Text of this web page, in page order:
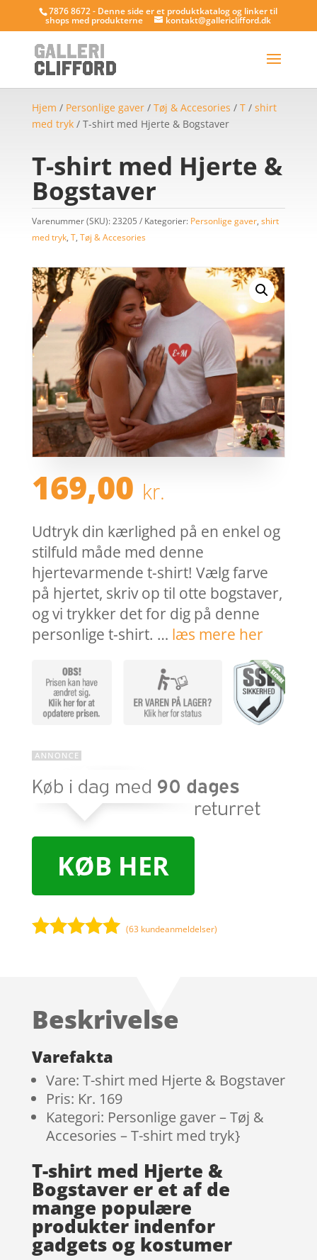
7876 8672 - Denne side er et produktkatalog og linker til
shops med produkterne kontakt@gallericlifford.dk
Hjem / Personlige gaver/ Tøj & Accesories / T/ shirt
med tryk/ T-shirt med Hjerte & Bogstaver
T-shirt med Hjerte &
Bogstaver
Varenummer (SKU):23205 Kategorier: Personlige gaver, shirt
med tryk, T, Tøj & Accesories
169,00 kr.
Udtryk din kærlighed på en enkel og
stilfuld måde med denne
hjertevarmende t-shirt! Vælg farve
på hjertet, skriv op til otte bogstaver,
og vi trykker det for dig på denne
personlige t-shirt. … læs mere her
KØB HER
kundebedøm
(63 kundeanmeldelser)
Beskrivelse
Varefakta
Vare: T-shirt med Hjerte & Bogstaver
Pris: Kr. 169
Kategori: Personlige gaver – Tøj &
Accesories – T-shirt med tryk}
T-shirt med Hjerte &
Bogstaver er et af de
mange populære
produkter indenfor
gadgets og kostumer